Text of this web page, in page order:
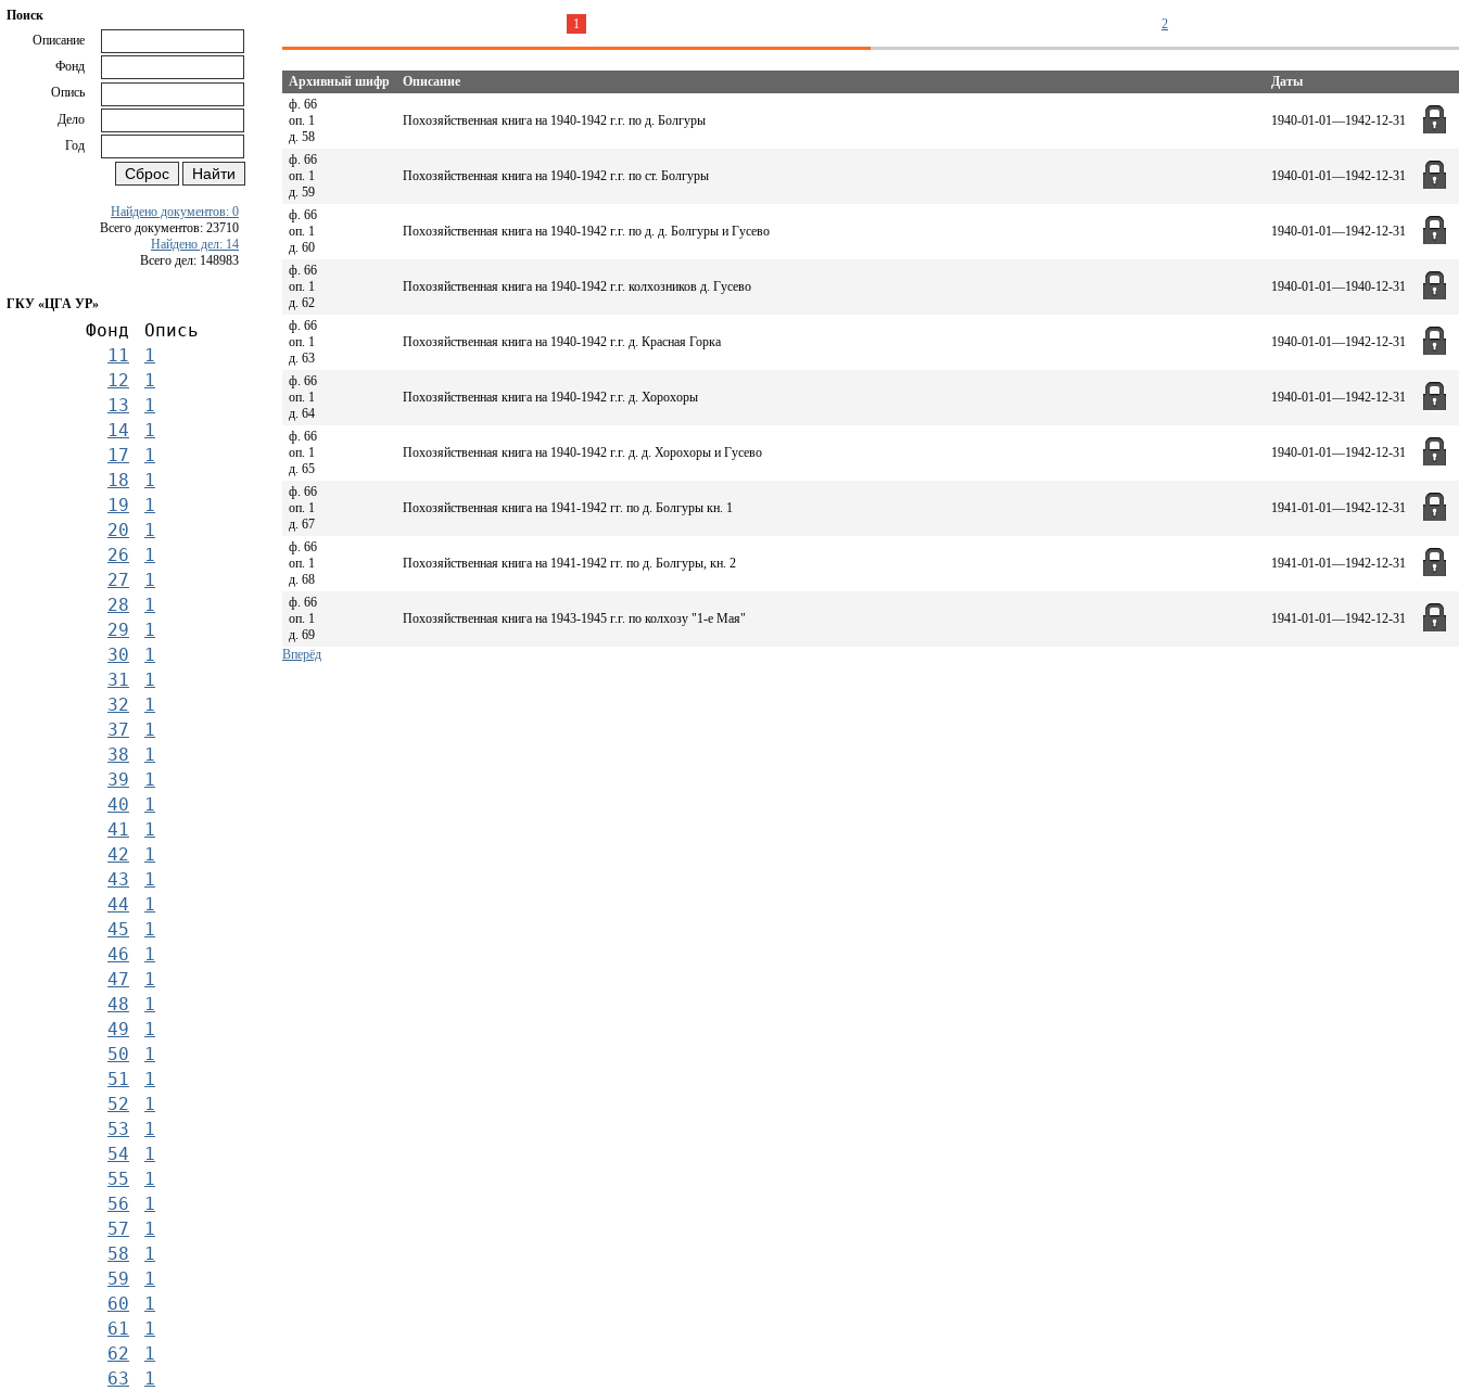
Поиск
Описание
Фонд
Опись
Дело
Год
Найдено документов: 0
Всего документов: 23710
Найдено дел: 14
Всего дел: 148983
ГКУ «ЦГА УР»
Фонд
Опись
11
1
12
1
13
1
14
1
17
1
18
1
19
1
20
1
26
1
27
1
28
1
29
1
30
1
31
1
32
1
37
1
38
1
39
1
40
1
41
1
42
1
43
1
44
1
45
1
46
1
47
1
48
1
49
1
50
1
51
1
52
1
53
1
54
1
55
1
56
1
57
1
58
1
59
1
60
1
61
1
62
1
63
1
1 2
Архивный шифр Описание
Даты
ф. 66
оп. 1
д. 58
Похозяйственная книга на 1940-1942 г.г. по д. Болгуры 1940-01-01—1942-12-31
ф. 66
оп. 1
д. 59
Похозяйственная книга на 1940-1942 г.г. по ст. Болгуры 1940-01-01—1942-12-31
ф. 66
оп. 1
д. 60
Похозяйственная книга на 1940-1942 г.г. по д. д. Болгуры и Гусево 1940-01-01—1942-12-31
ф. 66
оп. 1
д. 62
Похозяйственная книга на 1940-1942 г.г. колхозников д. Гусево 1940-01-01—1940-12-31
ф. 66
оп. 1
д. 63
Похозяйственная книга на 1940-1942 г.г. д. Красная Горка 1940-01-01—1942-12-31
ф. 66
оп. 1
д. 64
Похозяйственная книга на 1940-1942 г.г. д. Хорохоры 1940-01-01—1942-12-31
ф. 66
оп. 1
д. 65
Похозяйственная книга на 1940-1942 г.г. д. д. Хорохоры и Гусево 1940-01-01—1942-12-31
ф. 66
оп. 1
д. 67
Похозяйственная книга на 1941-1942 гг. по д. Болгуры кн. 1 1941-01-01—1942-12-31
ф. 66
оп. 1
д. 68
Похозяйственная книга на 1941-1942 гг. по д. Болгуры, кн. 2 1941-01-01—1942-12-31
ф. 66
оп. 1
д. 69
Похозяйственная книга на 1943-1945 г.г. по колхозу "1-е Мая" 1941-01-01—1942-12-31
Вперёд